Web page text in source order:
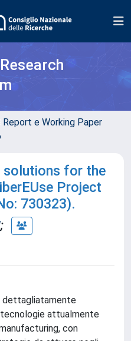
Report e Working Paper
solutions for the
Project
730323).
;
dettagliatamente
attualmente
con